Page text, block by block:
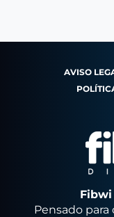
AVISO
Fibwi
Pensado